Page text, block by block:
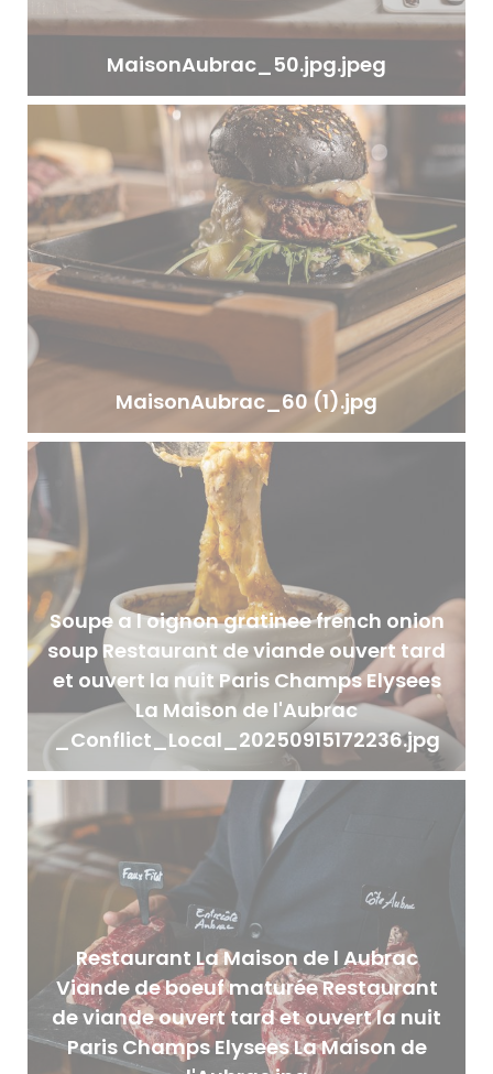
MaisonAubrac_50.jpg.jpeg
MaisonAubrac_60 (1).jpg
Soupe a l oignon gratinee french onion
soup Restaurant de viande ouvert tard
et ouvert la nuit Paris Champs Elysees
La Maison de l'Aubrac
_Conflict_Local_20250915172236.jpg
Restaurant La Maison de l Aubrac
Viande de boeuf maturée Restaurant
de viande ouvert tard et ouvert la nuit
Paris Champs Elysees La Maison de